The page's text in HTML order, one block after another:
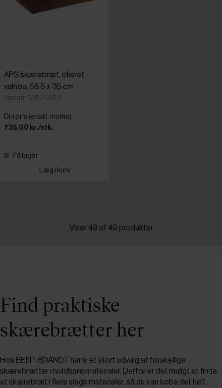
APS skærebræt, olieret
valnød, 58,5 x 35 cm
Varenr: 51075062
Din pris (ekskl. moms)
735,00 kr./stk.
På lager
Læg i kurv
Viser 49 af 49 produkter
Find praktiske
skærebrætter her
Hos BENT BRANDT har vi et stort udvalg af forskellige
skærebrætter i holdbare materialer. Derfor er det muligt at finde
et skærebræt i flere slags materialer, så du kan købe det helt